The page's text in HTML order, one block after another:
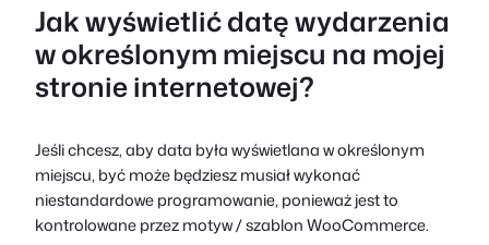
Spanish
Italian
Czech
Greek
Jak wyświetlić datę wydarzenia
w określonym miejscu na mojej
stronie internetowej?
Jeśli chcesz, aby data była wyświetlana w określonym
miejscu, być może będziesz musiał wykonać
niestandardowe programowanie, ponieważ jest to
kontrolowane przez motyw / szablon WooCommerce.